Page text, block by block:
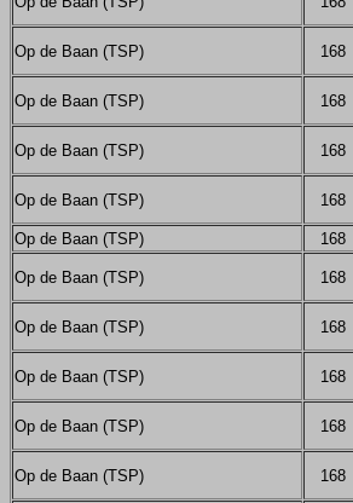
Op de Baan (TSP) 168
Op de Baan (TSP) 168
Op de Baan (TSP) 168
Op de Baan (TSP) 168
Op de Baan (TSP)
168
Op de Baan (TSP) 168
Op de Baan (TSP) 168
Op de Baan (TSP) 168
Op de Baan (TSP) 168
Op de Baan (TSP) 168